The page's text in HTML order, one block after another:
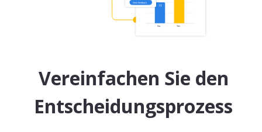
Vereinfachen Sie den
Entscheidungsprozess